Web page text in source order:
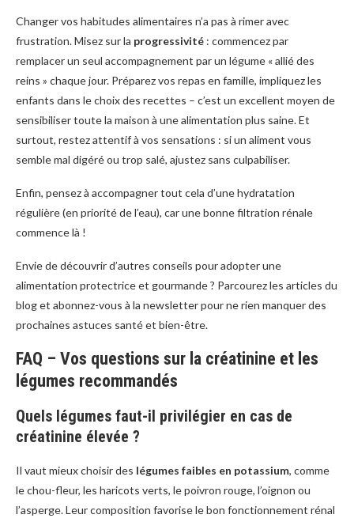
Changer vos habitudes alimentaires n’a pas à rimer avec
frustration. Misez sur la progressivité : commencez par
remplacer un seul accompagnement par un légume « allié des
reins » chaque jour. Préparez vos repas en famille, impliquez les
enfants dans le choix des recettes – c’est un excellent moyen de
sensibiliser toute la maison à une alimentation plus saine. Et
surtout, restez attentif à vos sensations : si un aliment vous
semble mal digéré ou trop salé, ajustez sans culpabiliser.
Enfin, pensez à accompagner tout cela d’une hydratation
régulière (en priorité de l’eau), car une bonne filtration rénale
commence là !
Envie de découvrir d’autres conseils pour adopter une
alimentation protectrice et gourmande ? Parcourez les articles du
blog et abonnez-vous à la newsletter pour ne rien manquer des
prochaines astuces santé et bien-être.
FAQ – Vos questions sur la créatinine et les
légumes recommandés
Quels légumes faut-il privilégier en cas de
créatinine élevée ?
Il vaut mieux choisir des légumes faibles en potassium, comme
le chou-fleur, les haricots verts, le poivron rouge, l’oignon ou
l’asperge. Leur composition favorise le bon fonctionnement rénal